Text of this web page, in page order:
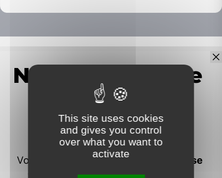
IMMOFRONTIERE
17C chemin des huches -
74100 Vétraz-Monthoux
This site uses cookies
and gives you control
over what you want to
activate